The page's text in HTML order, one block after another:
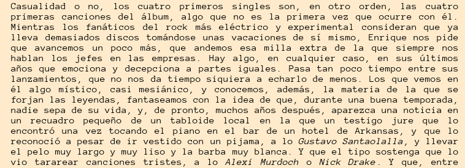
Casualidad o no, los cuatro primeros singles son, en otro orden, las cuatro
primeras canciones del álbum, algo que no es la primera vez que ocurre con él.
Mientras los fanáticos del rock más eléctrico y experimental consideran que ya
lleva demasiados discos tomándose unas vacaciones de sí mismo, Enrique nos pide
que avancemos un poco más, que andemos esa milla extra de la que siempre nos
hablan los jefes en las empresas. Hay algo, en cualquier caso, en sus últimos
años que emociona y decepciona a partes iguales. Pasa tan poco tiempo entre sus
lanzamientos, que no nos da tiempo siquiera a echarlo de menos. Los que vemos en
él algo místico, casi mesiánico, y conocemos, además, la materia de la que se
forjan las leyendas, fantaseamos con la idea de que, durante una buena temporada,
nadie sepa de su vida, y, de pronto, muchos años después, aparezca una noticia en
un recuadro pequeño de un tabloide local en la que un testigo jure que lo
encontró una vez tocando el piano en el bar de un hotel de Arkansas, y que lo
reconoció a pesar de ir vestido con un pijama, a lo Gustavo Santaolalla , y llevar
el pelo muy largo y muy liso y la barba muy blanca. Y que el tipo sostenga que lo
vio tararear canciones tristes, a loAlexi Murdoch o Nick Drake . Y que, entre